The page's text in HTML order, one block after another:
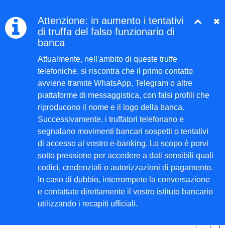
Attenzione: in aumento i tentativi
di truffa del falso funzionario di
banca
Attualmente, nell'ambito di queste truffe
telefoniche, si riscontra che il primo contatto
avviene tramite WhatsApp, Telegram o altre
piattaforme di messaggistica, con falsi profili che
riproducono il nome e il logo della banca.
Successivamente, i truffatori telefonano e
segnalano movimenti bancari sospetti o tentativi
di accesso al vostro e-banking. Lo scopo è porvi
sotto pressione per accedere a dati sensibili quali
codici, credenziali o autorizzazioni di pagamento.
In caso di dubbio, interrompete la conversazione
e contattate direttamente il vostro istituto bancario
utilizzando i recapiti ufficiali.